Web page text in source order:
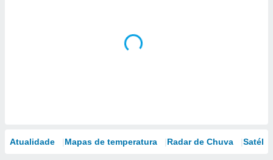
Atualidade Mapas de temperatura Radar de Chuva